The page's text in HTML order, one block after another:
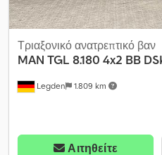
Legden 1.809 km
Τριαξονικό ανατρεπτικό βαν
MAN TGL 8.180 4x2 BB
Αιτηθείτε